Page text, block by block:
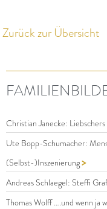
Zurück zur Übersicht
Christian Janecke: Liebschers
Ute Bopp-Schumacher:
(Selbst-)Inszenierung>
Andreas Schlaegel: Steffi
Thomas Wolff ….und wenn ja